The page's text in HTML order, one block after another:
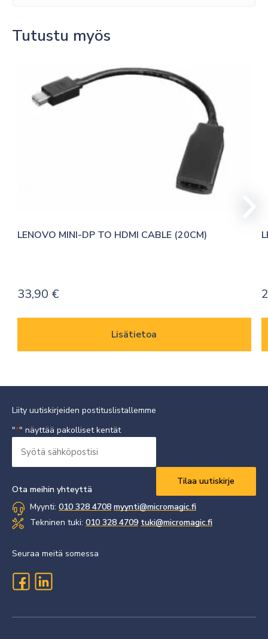
Tutustu myös
LENOVO MINI-DP TO HDMI CABLE (20CM)
33,90 €
Lisätietoa
Liity uutiskirjeiden postituslistallemme
"*" näyttää pakolliset kentät
sähköpostisi
Ota meihin yhteyttä
Myynti: 010 328 4708 myynti@micromagic.fi
Tekninen tuki: 010 328 4709 tuki@micromagic.fi
Seuraa meitä somessa